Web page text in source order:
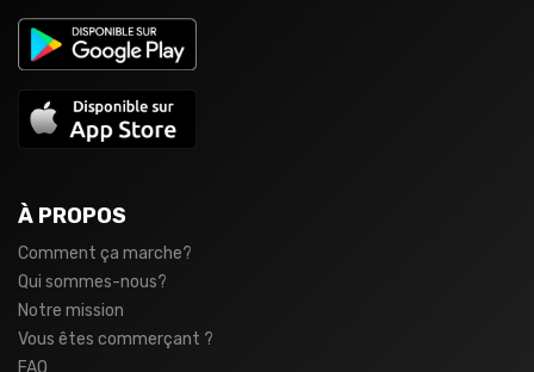
À PROPOS
Comment ça marche?
Qui sommes-nous?
Notre mission
Vous êtes commerçant ?